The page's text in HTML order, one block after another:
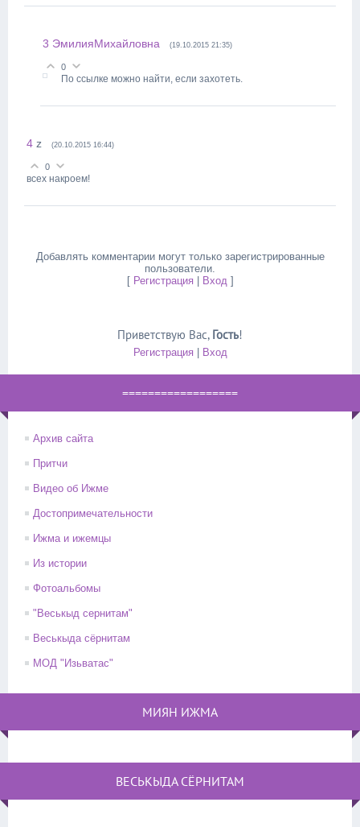
3 ЭмилияМихайловна (19.10.2015 21:35)
0
По ссылке можно найти, если захотеть.
4 z (20.10.2015 16:44)
0
всех накроем!
Добавлять комментарии могут только зарегистрированные
пользователи.
[ Регистрация| Вход]
Приветствую Вас, Гость!
Регистрация| Вход
==================
Архив сайта
Притчи
Видео об Ижме
Достопримечательности
Ижма и ижемцы
Из истории
Фотоальбомы
"Веськыд сернитам"
Веськыда сёрнитам
МОД "Изьватас"
МИЯН ИЖМА
ВЕСЬКЫДА СЁРНИТАМ